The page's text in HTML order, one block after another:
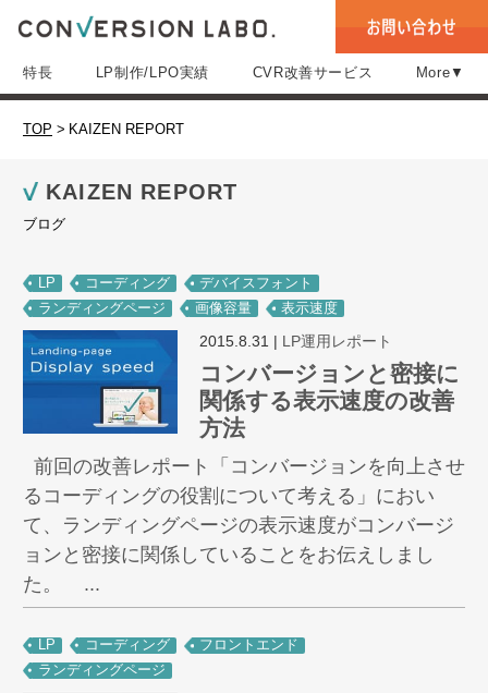
特長 LP制作/LPO実績 CVR改善サービス More▼
TOP > KAIZEN REPORT
KAIZEN REPORT
ブログ
LP コーディング
デバイスフォント
ランディングページ
画像容量 表示速度
2015.8.31 | LP運用レポート
コンバージョンと密接に
関係する表示速度の改善
方法
前回の改善レポート「コンバージョンを向上させ
るコーディングの役割について考える」におい
て、ランディングページの表示速度がコンバージ
ョンと密接に関係していることをお伝えしまし
た。 ...
LP コーディング
フロントエンド
ランディングページ